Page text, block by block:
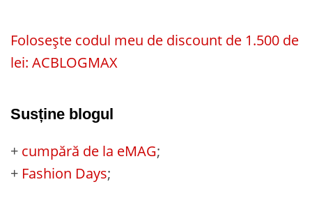
Folosește codul meu de discount de 1.500 de
lei: ACBLOGMAX
Susține blogul
+ cumpără de la eMAG;
+ Fashion Days;